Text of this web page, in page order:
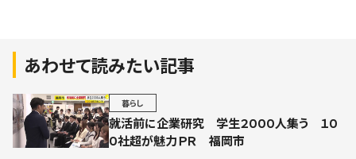
あわせて読みたい記事
暮らし
就活前に企業研究 学生２０００人集う １０
０社超が魅力ＰＲ 福岡市